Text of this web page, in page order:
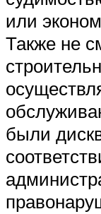
или
Также не
были